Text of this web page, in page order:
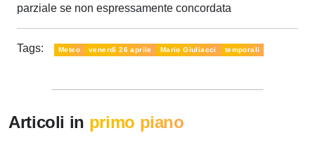
parziale se non espressamente concordata
Tags: Meteo venerdì 26 aprile Mario Giuliacci temporali
Articoli in primo piano